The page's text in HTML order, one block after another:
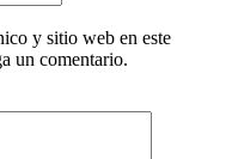
y sitio web en este
un comentario.